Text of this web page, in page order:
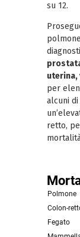
su 12.
uterina,
per
alcuni di
retto,